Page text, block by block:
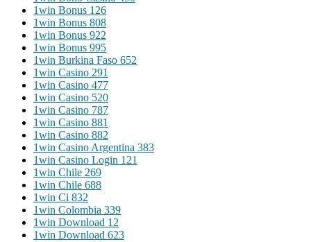
1win Bonus 126
1win Bonus 808
1win Bonus 922
1win Bonus 995
1win Burkina Faso 652
1win Casino 291
1win Casino 477
1win Casino 520
1win Casino 787
1win Casino 881
1win Casino 882
1win Casino Argentina 383
1win Casino Login 121
1win Chile 269
1win Chile 688
1win Ci 832
1win Colombia 339
1win Download 12
1win Download 623